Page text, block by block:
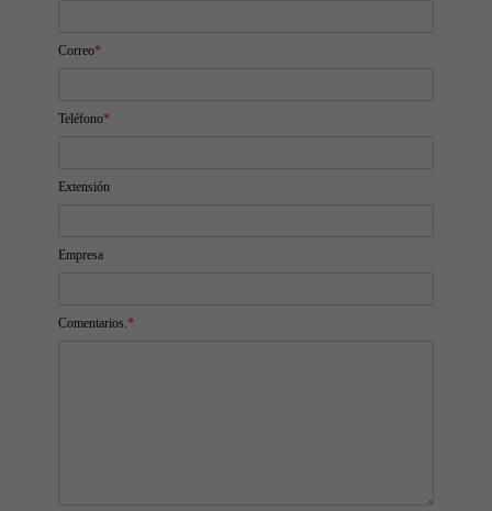
Correo*
Teléfono*
Extensión
Empresa
Comentarios.*